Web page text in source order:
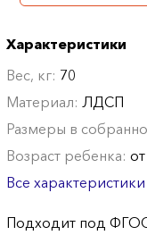
Характеристики
Вес, кг: 70
Материал:ЛДСП
Размеры в
Возраст ребенка:
Все характеристики
Подходит под